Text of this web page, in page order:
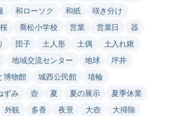
和ローソク 和紙
咲き分け
喬松小学校 営業 営業日
器
団子 土人形 土偶
土入れ鍬
地域交流センター 地球
坪井
博物館 城西公民館
埴輪
ずみ 壺 夏 夏の展示
夏季休業
外観 多香 夜景 大壺
大掃除